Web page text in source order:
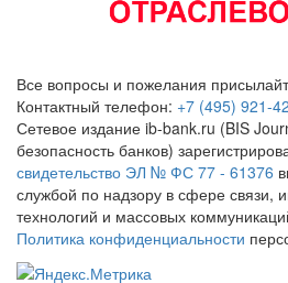
Все вопросы и пожелания
Контактный телефон: +7 (495) 921-
Сетевое издание ib-bank.ru (BIS
безопасность банков)
свидетельство ЭЛ № ФС 77 - 61376
службой по надзору в сфере связи,
технологий и массовых
Политика конфиденциальности